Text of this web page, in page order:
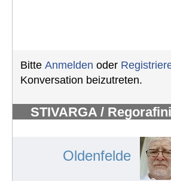
Bitte Anmelden oder
Konversation beizutreten.
STIVARGA /
Oldenfelde